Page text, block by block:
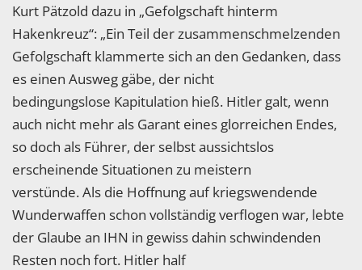
Kurt Pätzold dazu in „Gefolgschaft hinterm
Hakenkreuz“: „Ein Teil der zusammenschmelzenden
Gefolgschaft klammerte sich an den Gedanken, dass
es einen Ausweg gäbe, der nicht
bedingungslose Kapitulation hieß. Hitler galt, wenn
auch nicht mehr als Garant eines glorreichen Endes,
so doch als Führer, der selbst aussichtslos
erscheinende Situationen zu meistern
verstünde. Als die Hoffnung auf kriegswendende
Wunderwaffen schon vollständig verflogen war, lebte
der Glaube an IHN in gewiss dahin schwindenden
Resten noch fort. Hitler half